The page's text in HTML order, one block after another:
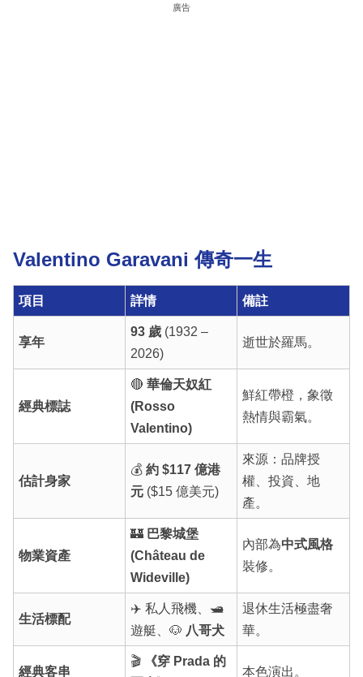
廣告
Valentino Garavani 傳奇一生
項目 詳情 備註
享年
93 歲(1932 –
2026)
逝世於羅馬。
經典標誌
🔴 華倫天奴紅
(Rosso
Valentino)
鮮紅帶橙，象徵
熱情與霸氣。
估計身家
💰 約 $117 億港
元($15 億美元)
來源：品牌授
權、投資、地
產。
物業資產
🏰 巴黎城堡
(Château de
Wideville)
內部為中式風格
裝修。
生活標配
✈️ 私人飛機、🛥️
遊艇、🐶 八哥犬
退休生活極盡奢
華。
經典客串
🎬
《穿 Prada 的
本色演出。